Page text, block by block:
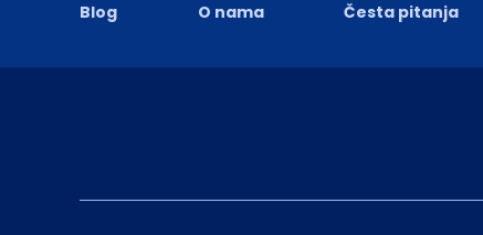
Blog O nama Česta pitanja